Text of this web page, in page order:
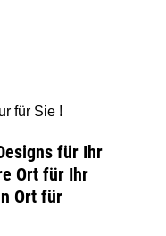
für Sie !
für Ihr
Ort für Ihr
Ort für